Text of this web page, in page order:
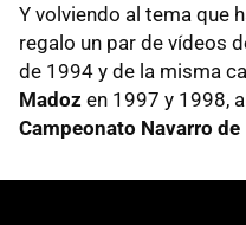
Y volviendo al tema que
regalo un par de vídeos
de 1994 y de la misma
Madoz en 1997 y 1998,
Campeonato Navarro